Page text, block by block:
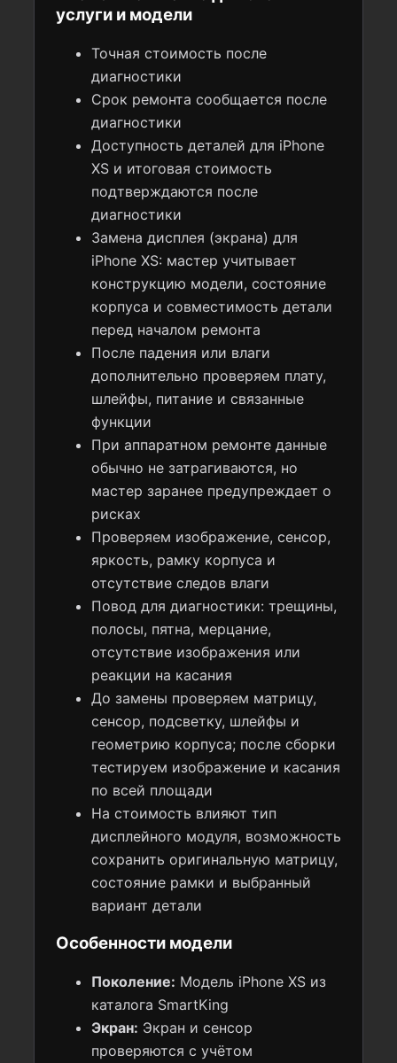
услуги и модели
Точная стоимость после
диагностики
Срок ремонта сообщается после
диагностики
Доступность деталей для iPhone
XS и итоговая стоимость
подтверждаются после
диагностики
Замена дисплея (экрана) для
iPhone XS: мастер учитывает
конструкцию модели, состояние
корпуса и совместимость детали
перед началом ремонта
После падения или влаги
дополнительно проверяем плату,
шлейфы, питание и связанные
функции
При аппаратном ремонте данные
обычно не затрагиваются, но
мастер заранее предупреждает о
рисках
Проверяем изображение, сенсор,
яркость, рамку корпуса и
отсутствие следов влаги
Повод для диагностики: трещины,
полосы, пятна, мерцание,
отсутствие изображения или
реакции на касания
До замены проверяем матрицу,
сенсор, подсветку, шлейфы и
геометрию корпуса; после сборки
тестируем изображение и касания
по всей площади
На стоимость влияют тип
дисплейного модуля, возможность
сохранить оригинальную матрицу,
состояние рамки и выбранный
вариант детали
Особенности модели
Поколение: Модель iPhone XS из
каталога SmartKing
Экран: Экран и сенсор
проверяются с учётом